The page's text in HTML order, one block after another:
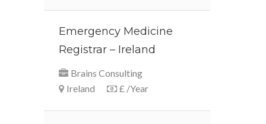
Emergency Medicine
Registrar – Ireland
Brains Consulting
Ireland
£ /Year